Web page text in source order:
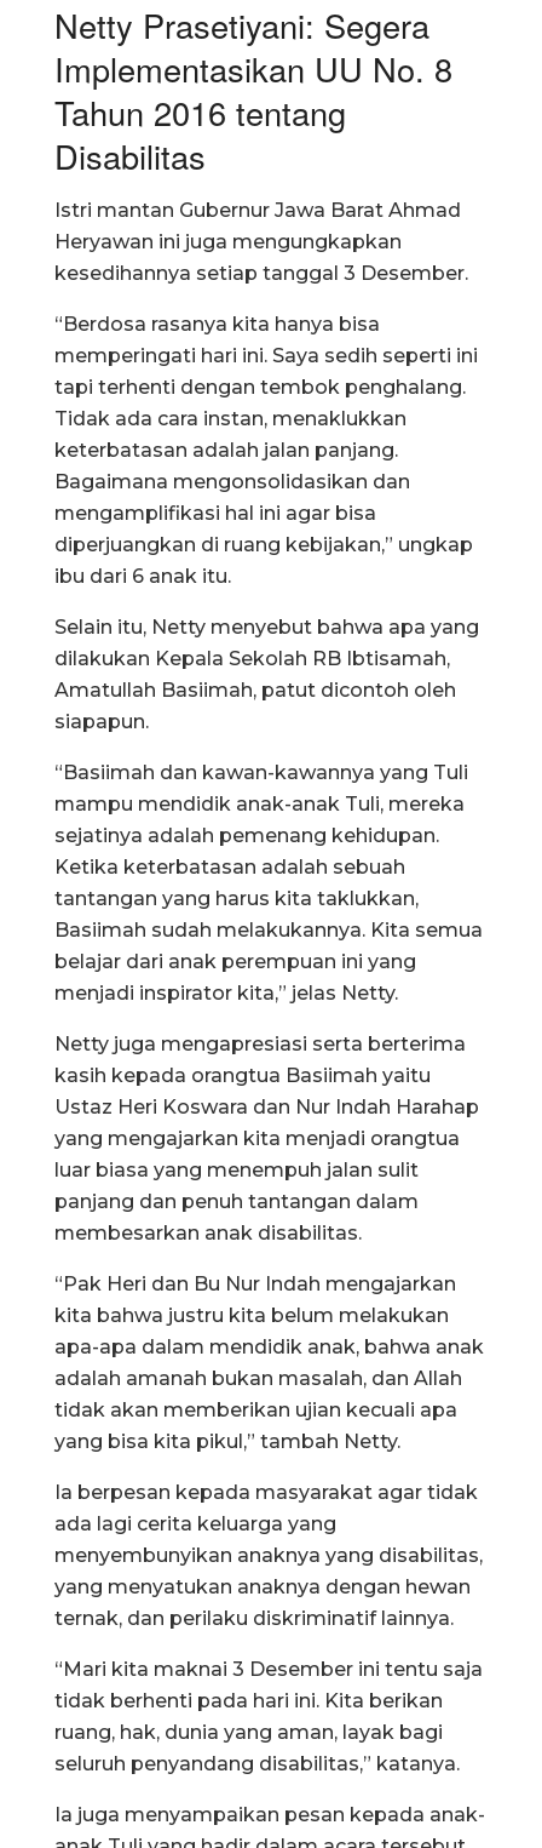
Netty Prasetiyani: Segera
Implementasikan UU No. 8
Tahun 2016 tentang
Disabilitas
Istri mantan Gubernur Jawa Barat Ahmad
Heryawan ini juga mengungkapkan
kesedihannya setiap tanggal 3 Desember.
“Berdosa rasanya kita hanya bisa
memperingati hari ini. Saya sedih seperti ini
tapi terhenti dengan tembok penghalang.
Tidak ada cara instan, menaklukkan
keterbatasan adalah jalan panjang.
Bagaimana mengonsolidasikan dan
mengamplifikasi hal ini agar bisa
diperjuangkan di ruang kebijakan,” ungkap
ibu dari 6 anak itu.
Selain itu, Netty menyebut bahwa apa yang
dilakukan Kepala Sekolah RB Ibtisamah,
Amatullah Basiimah, patut dicontoh oleh
siapapun.
“Basiimah dan kawan-kawannya yang Tuli
mampu mendidik anak-anak Tuli, mereka
sejatinya adalah pemenang kehidupan.
Ketika keterbatasan adalah sebuah
tantangan yang harus kita taklukkan,
Basiimah sudah melakukannya. Kita semua
belajar dari anak perempuan ini yang
menjadi inspirator kita,” jelas Netty.
Netty juga mengapresiasi serta berterima
kasih kepada orangtua Basiimah yaitu
Ustaz Heri Koswara dan Nur Indah Harahap
yang mengajarkan kita menjadi orangtua
luar biasa yang menempuh jalan sulit
panjang dan penuh tantangan dalam
membesarkan anak disabilitas.
“Pak Heri dan Bu Nur Indah mengajarkan
kita bahwa justru kita belum melakukan
apa-apa dalam mendidik anak, bahwa anak
adalah amanah bukan masalah, dan Allah
tidak akan memberikan ujian kecuali apa
yang bisa kita pikul,” tambah Netty.
Ia berpesan kepada masyarakat agar tidak
ada lagi cerita keluarga yang
menyembunyikan anaknya yang disabilitas,
yang menyatukan anaknya dengan hewan
ternak, dan perilaku diskriminatif lainnya.
“Mari kita maknai 3 Desember ini tentu saja
tidak berhenti pada hari ini. Kita berikan
ruang, hak, dunia yang aman, layak bagi
seluruh penyandang disabilitas,” katanya.
Ia juga menyampaikan pesan kepada anak-